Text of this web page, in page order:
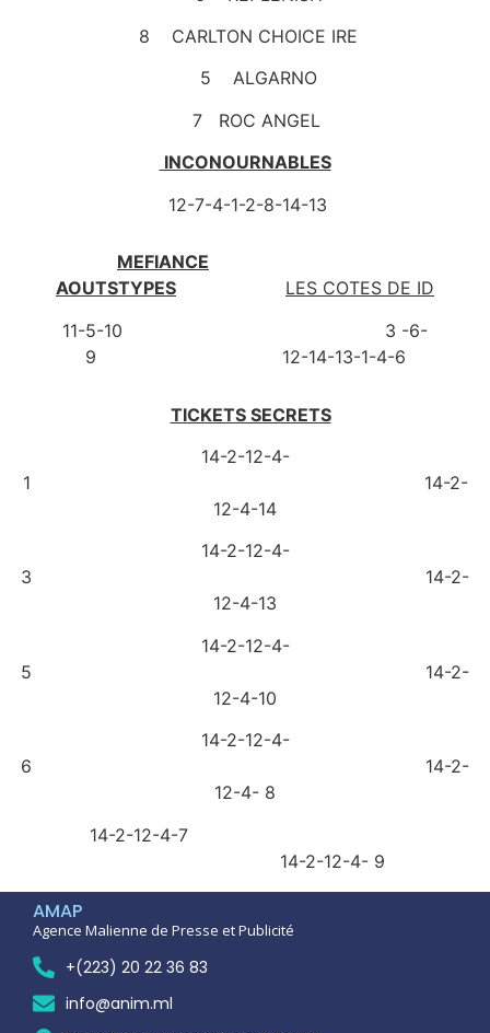
8 CARLTON CHOICE IRE
5 ALGARNO
7 ROC ANGEL
INCONOURNABLES
12-7-4-1-2-8-14-13
MEFIANCE
AOUTSTYPES
LES COTES DE ID
11-5-10 3 -6-
9 12-14-13-1-4-6
TICKETS SECRETS
14-2-12-4-
1 14-2-
12-4-14
14-2-12-4-
3 14-2-
12-4-13
14-2-12-4-
5 14-2-
12-4-10
14-2-12-4-
6 14-2-
12-4- 8
14-2-12-4-7
14-2-12-4- 9
AMAP
Agence Malienne de Presse et Publicité
+(223) 20 22 36 83
info@anim.ml